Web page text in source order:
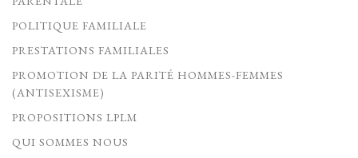
POLITIQUE FAMILIALE
PRESTATIONS FAMILIALES
PROMOTION DE LA PARITÉ HOMMES-FEMMES
(ANTISEXISME)
PROPOSITIONS LPLM
QUI SOMMES NOUS